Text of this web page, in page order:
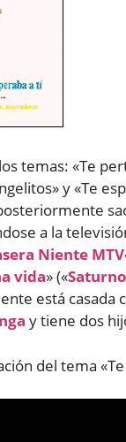
temas: «Te
y «Te
a la
Niente MTV
vida» («
está casada
y tiene dos
del tema